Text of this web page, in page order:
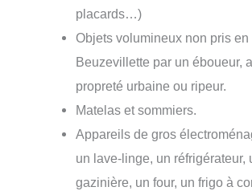
placards…)
Objets volumineux non pris en
Beuzevillette par un éboueur,
propreté urbaine ou ripeur.
Matelas et sommiers.
Appareils de gros
un lave-linge, un réfrigérateur,
gazinière, un four, un frigo à